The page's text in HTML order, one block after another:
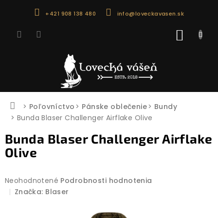
+421 908 138 480 info@loveckavasen.sk
Domov
Poľovníctvo Pánske oblečenie
Bundy
Bunda Blaser Challenger Airflake Olive
Bunda Blaser Challenger Airflake
Olive
Priemerné
hodnotenie
Neohodnotené Podrobnosti hodnotenia
Značka: Blaser